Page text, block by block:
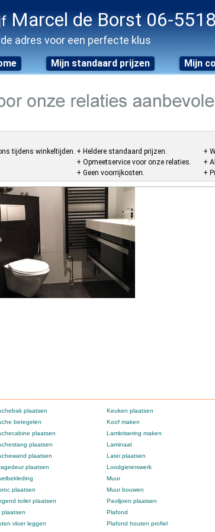
Marcel de Borst 06-
adres voor een perfecte klus
Mijn standaard prijzen Mijn
tijdens winkeltijden. + Heldere standaard prijzen.
+ Opmeetservice voor onze relaties.
+ Geen voorrijkosten.
+
+
+
plaatsen
betegelen
plaatsen
plaatsen
plaatsen
plaatsen
plaatsen
toilet plaatsen
plaatsen
vloer leggen
Keuken plaatsen
Koof maken
Lambrisering maken
Laminaat
Latei plaatsen
Loodgieterswerk
Muur
Muur bouwen
Paviljoen plaatsen
Plafond
Plafond houten profiel